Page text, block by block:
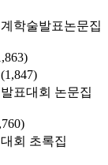
학술발표논문집
(1,847)
표대회 논문집
회 초록집